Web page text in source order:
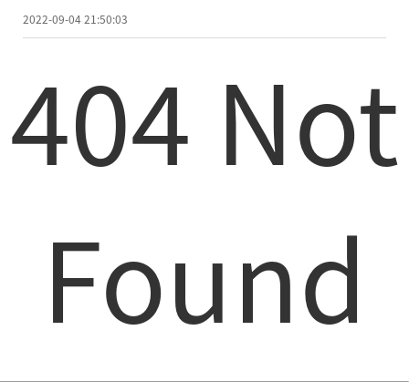
2022-09-04 21:50:03
404 Not
Found